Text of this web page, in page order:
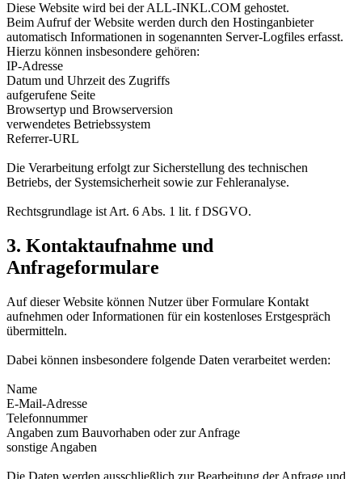
Diese Website wird bei derALL-INKL.COM gehostet.
Beim Aufruf der Website werden durch den Hostinganbieter
automatisch Informationen in sogenannten Server-Logfiles erfasst.
Hierzu können insbesondere gehören:
IP-Adresse
Datum und Uhrzeit des Zugriffs
aufgerufene Seite
Browsertyp und Browserversion
verwendetes Betriebssystem
Referrer-URL
Die Verarbeitung erfolgt zur Sicherstellung des technischen
Betriebs, der Systemsicherheit sowie zur Fehleranalyse.
Rechtsgrundlage ist Art. 6 Abs. 1 lit. f DSGVO.
3. Kontaktaufnahme und
Anfrageformulare
Auf dieser Website können Nutzer über Formulare Kontakt
aufnehmen oder Informationen für ein kostenloses Erstgespräch
übermitteln.
Dabei können insbesondere folgende Daten verarbeitet werden:
Name
E-Mail-Adresse
Telefonnummer
Angaben zum Bauvorhaben oder zur Anfrage
sonstige Angaben